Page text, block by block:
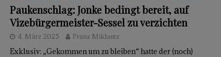
Paukenschlag: Jonke bedingt bereit, auf
Vizebürgermeister-Sessel zu verzichten
4. März 2025 Franz Miklautz
Exklusiv: „Gekommen um zu bleiben“ hatte der (noch)